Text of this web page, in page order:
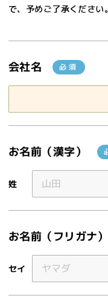
で、予めご了承ください。
会社名
お名前（漢字）
姓
お名前（フリガナ）
セイ